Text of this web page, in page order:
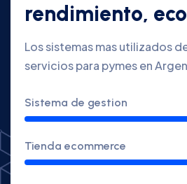
rendimiento,
Los sistemas mas utilizados
servicios para pymes en
Sistema de gestion
Tienda ecommerce